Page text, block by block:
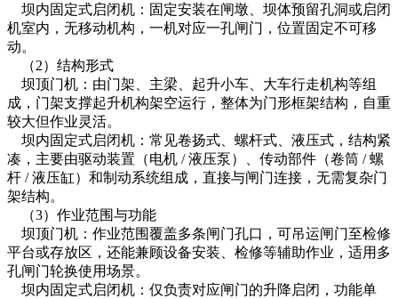
坝内固定式启闭机：固定安装在闸墩、坝体预留孔洞或启闭
机室内，无移动机构，一机对应一孔闸门，位置固定不可移
动。
（2）结构形式
坝顶门机：由门架、主梁、起升小车、大车行走机构等组
成，门架支撑起升机构架空运行，整体为门形框架结构，自重
较大但作业灵活。
坝内固定式启闭机：常见卷扬式、螺杆式、液压式，结构紧
凑，主要由驱动装置（电机 / 液压泵）、传动部件（卷筒 / 螺
杆 / 液压缸）和制动系统组成，直接与闸门连接，无需复杂门
架结构。
（3）作业范围与功能
坝顶门机：作业范围覆盖多条闸门孔口，可吊运闸门至检修
平台或存放区，还能兼顾设备安装、检修等辅助作业，适用多
孔闸门轮换使用场景。
坝内固定式启闭机：仅负责对应闸门的升降启闭，功能单